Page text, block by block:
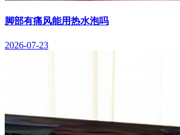
脚部有痛风能用热水泡吗
2026-07-23